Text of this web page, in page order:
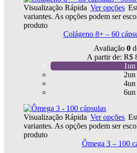
Visualização Rápida Ver opções
variantes. As opções podem ser
produto
Colágeno 8+ – 60
Avaliação 0
A partir de: R$
1un
2un
4un
6un
Visualização Rápida Ver opções
variantes. As opções podem ser
produto
Ômega 3 – 100